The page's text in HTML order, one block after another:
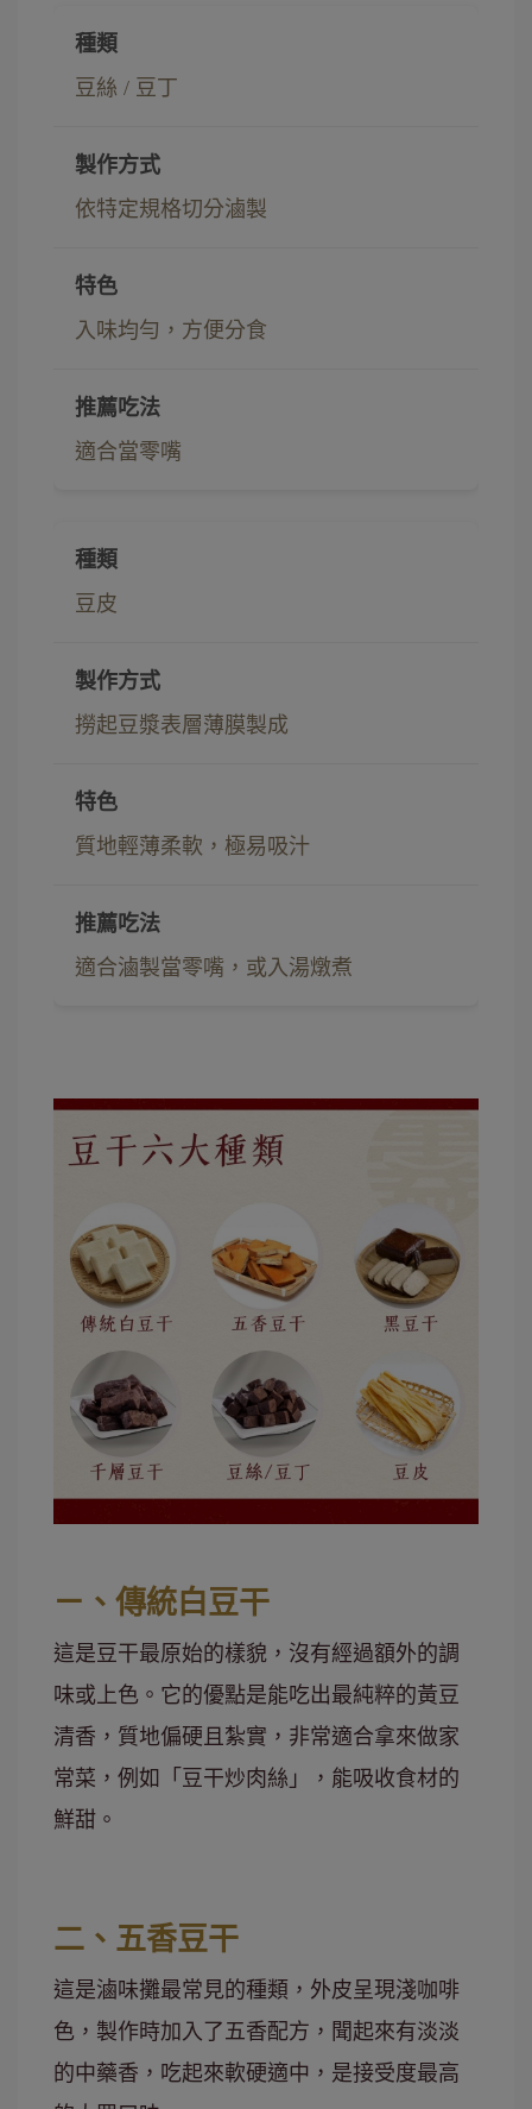
豆絲 / 豆丁
依特定規格切分滷製
入味均勻，方便分食
適合當零嘴
豆皮
撈起豆漿表層薄膜製成
質地輕薄柔軟，極易吸汁
適合滷製當零嘴，或入湯燉煮
ㄧ、傳統白豆干
這是豆干最原始的樣貌，沒有經過額外的調
味或上色。它的優點是能吃出最純粹的黃豆
清香，質地偏硬且紮實，非常適合拿來做家
常菜，例如「豆干炒肉絲」，能吸收食材的
鮮甜。
二、五香豆干
這是滷味攤最常見的種類，外皮呈現淺咖啡
色，製作時加入了五香配方，聞起來有淡淡
的中藥香，吃起來軟硬適中，是接受度最高